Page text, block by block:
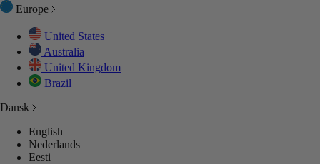
Europe
United States
Australia
United Kingdom
Brazil
Dansk
English
Nederlands
Eesti